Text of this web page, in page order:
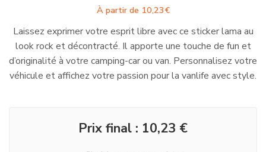
À partir de 10,23€
Laissez exprimer votre esprit libre avec ce sticker lama au
look rock et décontracté. Il apporte une touche de fun et
d’originalité à votre camping-car ou van. Personnalisez votre
véhicule et affichez votre passion pour la vanlife avec style.
Prix final : 10,23 €